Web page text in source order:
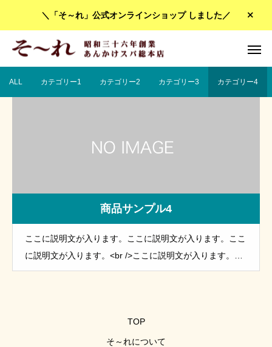
＼「そ～れ」公式オンラインショップ しました／
ALL カテゴリー1 カテゴリー2 カテゴリー3 カテゴリー4
商品サンプル4
ここに説明文が入ります。ここに説明文が入ります。ここ
に説明文が入ります。<br />ここに説明文が入ります。こ
こに説明文が入ります。
TOP
そ～れについて